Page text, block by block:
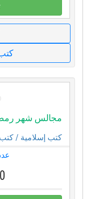
كتب
مجالس شهر
كتب إسلامية / كتب
0